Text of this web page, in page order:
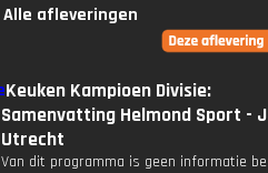
Alle afleveringen
Keuken Kampioen Divisie:
Samenvatting Helmond Sport -
Utrecht
Van dit programma is geen informatie